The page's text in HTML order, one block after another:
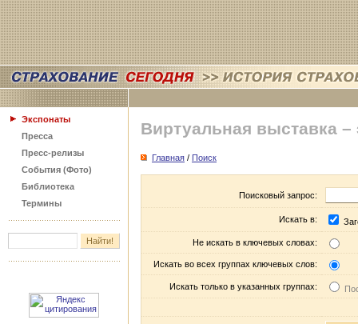
Экспонаты
Пресса
Пресс-релизы
События (Фото)
Библиотека
Термины
Виртуальная выставка –
Главная / Поиск
Поисковый запрос:
Искать в:
Не искать в ключевых словах:
Искать во всех группах ключевых слов:
Искать только в указанных группах: